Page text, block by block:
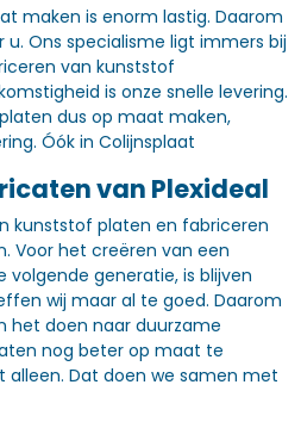
maken is enorm lastig. Daarom
Ons specialisme ligt immers bij
van kunststof
is onze snelle levering.
dus op maat maken,
Óók in Colijnsplaat
van Plexideal
kunststof platen en fabriceren
Voor het creëren van een
generatie, is blijven
wij maar al te goed. Daarom
het doen naar duurzame
nog beter op maat te
alleen. Dat doen we samen met